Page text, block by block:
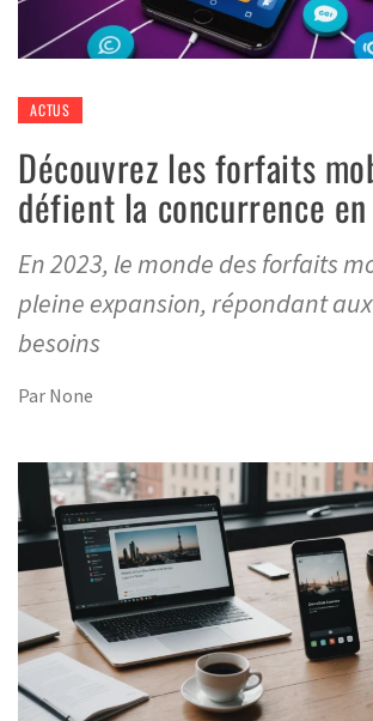
ACTUS
Découvrez les forfaits
défient la concurrence
En 2023, le monde des forfaits
pleine expansion, répondant
besoins
Par None